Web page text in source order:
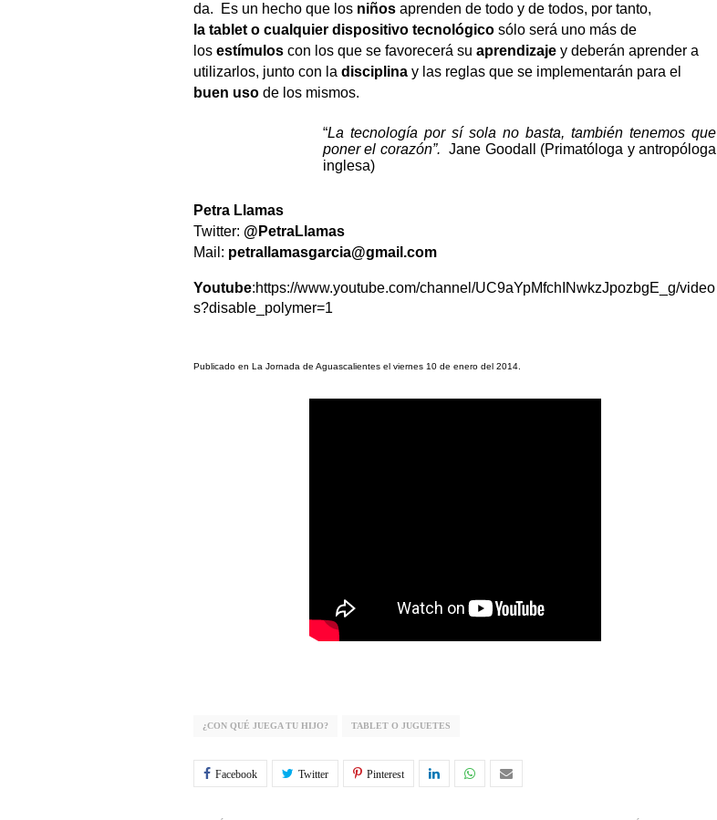
da. Es un hecho que los niños aprenden de todo y de todos, por tanto,
la tablet o cualquier dispositivo tecnológico sólo será uno más de
los estímulos con los que se favorecerá su aprendizaje y deberán aprender a
utilizarlos, junto con la disciplina y las reglas que se implementarán para el
buen uso de los mismos.
“La tecnología por sí sola no basta, también tenemos que
poner el corazón”. Jane Goodall (Primatóloga y antropóloga
inglesa)
Petra Llamas
Twitter: @PetraLlamas
Mail: petrallamasgarcia@gmail.com
Youtube:https://www.youtube.com/channel/UC9aYpMfchINwkzJpozbgE_g/video
s?disable_polymer=1
Publicado en La Jornada de Aguascalientes el viernes 10 de enero del 2014.
¿CON QUÉ JUEGA TU HIJO? TABLET O JUGUETES